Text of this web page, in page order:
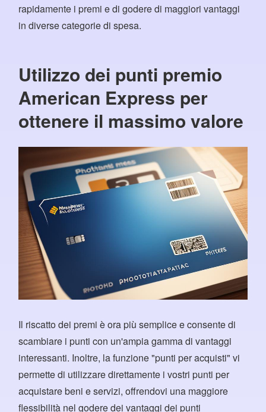
rapidamente i premi e di godere di maggiori vantaggi
in diverse categorie di spesa.
Utilizzo dei punti premio
American Express per
ottenere il massimo valore
Il riscatto dei premi è ora più semplice e consente di
scambiare i punti con un'ampia gamma di vantaggi
interessanti. Inoltre, la funzione "punti per acquisti" vi
permette di utilizzare direttamente i vostri punti per
acquistare beni e servizi, offrendovi una maggiore
flessibilità nel godere dei vantaggi dei punti